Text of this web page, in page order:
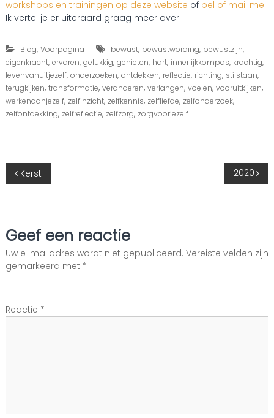
workshops en trainingen op deze website of bel of mail me!
Ik vertel je er uiteraard graag meer over!
Blog, Voorpagina bewust, bewustwording, bewustzijn,
eigenkracht, ervaren, gelukkig, genieten, hart, innerlijkkompas, krachtig,
levenvanuitjezelf, onderzoeken, ontdekken, reflectie, richting, stilstaan,
terugkijken, transformatie, veranderen, verlangen, voelen, vooruitkijken,
werkenaanjezelf, zelfinzicht, zelfkennis, zelfliefde, zelfonderzoek,
zelfontdekking, zelfreflectie, zelfzorg, zorgvoorjezelf
B
r
i
h
Kerst 2020
Geef een reactie
Uw e-mailadres wordt niet gepubliceerd. Vereiste velden zijn
gemarkeerd met *
Reactie *